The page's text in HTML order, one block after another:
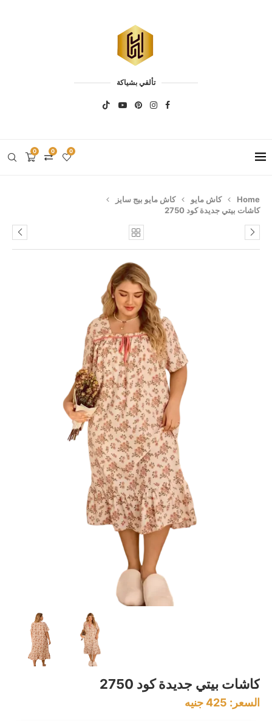
تألقي بشياكة
0 0 0
Home كاش مايو
كاش مايو بيج سايز
كاشات بيتي جديدة كود 2750
كاشات بيتي جديدة كود 2750
السعر: 425جنيه